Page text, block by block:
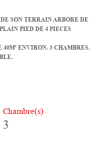
SON TERRAIN ARBORE DE
PIED DE 4 PIECES
ENVIRON. 3 CHAMBRES.
Chambre(s)
3